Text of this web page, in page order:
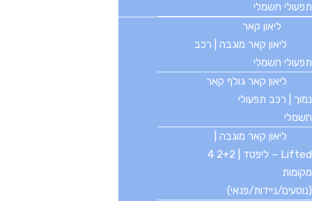
בוואטסאפ
055-9107720
קטגוריות פופולריות
רכב תפעולי
ריקשה
גולף קאר
קלנועית
LVTONG
זיקאר
אוטובוס חשמלי
שירות תיקונים
תפעולי חשמלי
ליאון קאר
ליאון קאר מוגבה | רכב
תפעולי חשמלי
ליאון קאר גולף קאר
נמוך | רכב תפעולי
חשמלי
ליאון קאר מוגבה |
Lifted – ליפטד | 2+2 4
מקומות
(נוסעים/ניידות/פנאי)